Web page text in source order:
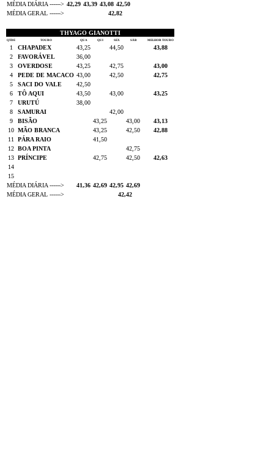
MÉDIA DIÁRIA ------> 42,29 43,39 43,08 42,50
MÉDIA GERAL ------>
42,82
THYAGO GIANOTTI
QTDE TOURO QUA QUI SEX SÁB MELHOR TOURO
1 CHAPADEX 43,25 44,50
43,88
2
FAVORÁVEL
36,00
3
OVERDOSE 43,25 42,75
43,00
4
PEDE DE MACACO 43,00 42,50
42,75
5
SACI DO VALE
42,50
6
TÔ AQUI 43,50 43,00
43,25
7
URUTÚ
38,00
8
SAMURAI
42,00
9
BISÃO 43,25 43,00
43,13
10 MÃO BRANCA 43,25 42,50
42,88
11
PÁRA RAIO
41,50
12 BOA PINTA
42,75
13 PRÍNCIPE 42,75 42,50
42,63
14
15
MÉDIA DIÁRIA ------>
41,36 42,69 42,95 42,69
MÉDIA GERAL ------>
42,42